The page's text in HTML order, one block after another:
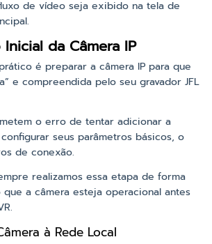
de vídeo seja exibido na tela de
da Câmera IP
é preparar a câmera IP para que
e compreendida pelo seu gravador JFL
o erro de tentar adicionar a
seus parâmetros básicos, o
de conexão.
realizamos essa etapa de forma
que a câmera esteja operacional antes
à Rede Local